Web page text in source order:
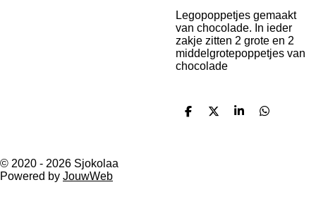
Legopoppetjes gemaakt
van chocolade. In ieder
zakje zitten 2 grote en 2
middelgrotepoppetjes van
chocolade
D
D
S
D
© 2020 - 2026 Sjokolaa
Powered by JouwWeb